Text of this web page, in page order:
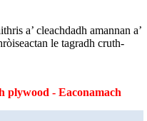
a’ cleachdadh amannan a’
le tagradh cruth-
plywood - Eaconamach